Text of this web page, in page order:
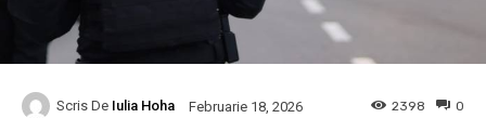
Scris De Iulia Hoha Februarie 18, 2026 0
2398